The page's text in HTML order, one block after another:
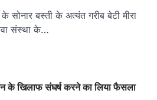
बस्ती के अत्यंत गरीब बेटी मीरा
संस्था के…
के खिलाफ संघर्ष करने का लिया फैसला